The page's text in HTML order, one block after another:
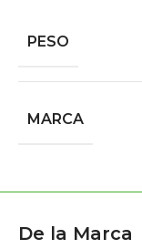
PESO
MARCA
De la Marca